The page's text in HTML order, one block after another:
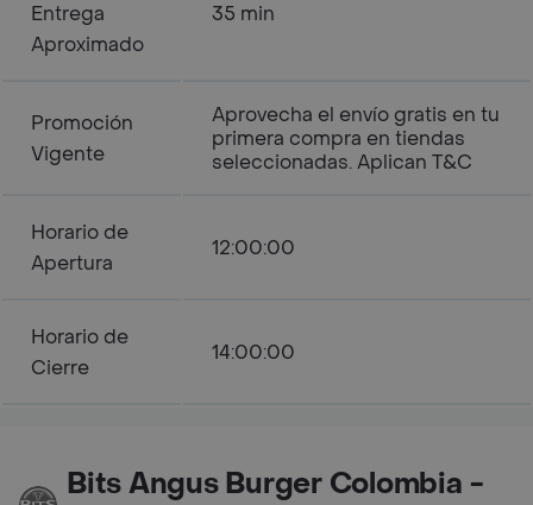
Entrega
Aproximado
35 min
Promoción
Vigente
Aprovecha el envío gratis en tu
primera compra en tiendas
seleccionadas. Aplican T&C
Horario de
Apertura
12:00:00
Horario de
Cierre
14:00:00
Bits Angus Burger Colombia -